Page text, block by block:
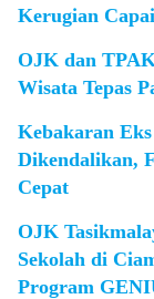
Kerugian
OJK dan
Wisata Tepas
Kebakaran
Dikendalikan,
Cepat
OJK
Sekolah di
Program